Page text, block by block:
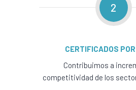
2
CERTIFICADOS
Contribuimos a
competitividad de los